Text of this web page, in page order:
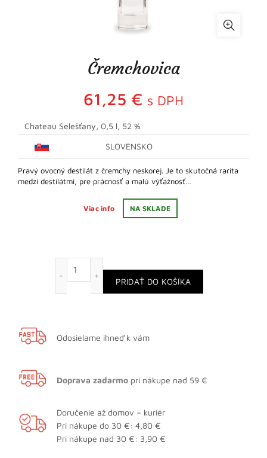
Čremchovica
61,25 € s DPH
Chateau Selešťany, 0,5 l, 52 %
SLOVENSKO
Pravý ovocný destilát z čremchy neskorej. Je to skutočná rarita
medzi destilátmi, pre prácnosť a malú výťažnosť…
Viac info NA SKLADE
PRIDAŤ DO KOŠÍKA
Odosielame ihneď k vám
Doprava zadarmo pri nákupe nad 59 €
Doručenie až domov – kuriér
Pri nákupe do 30 €: 4,80 €
Pri nákupe nad 30 €: 3,90 €